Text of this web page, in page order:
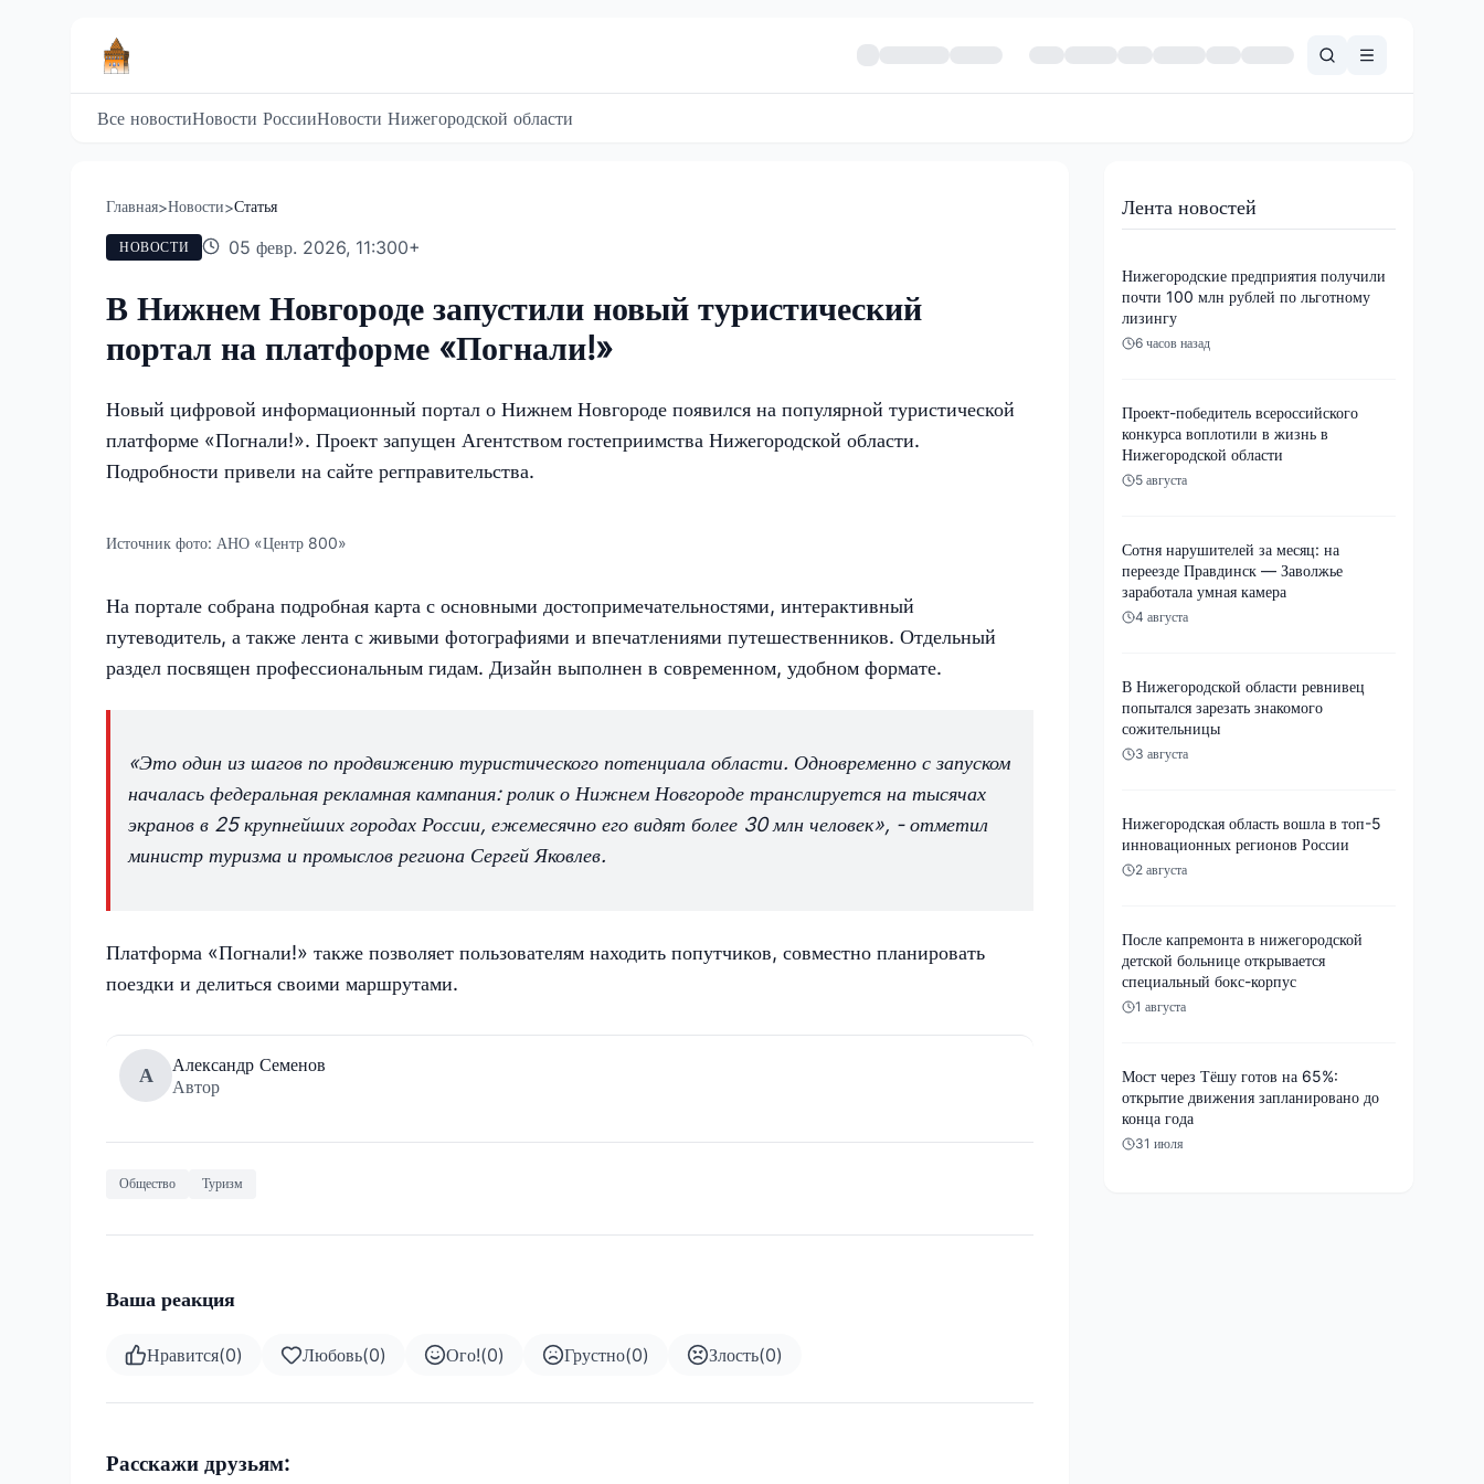
Все новостиНовости РоссииНовости Нижегородской области
Главная>Новости>Статья
НОВОСТИ 05 февр. 2026, 11:300+
В Нижнем Новгороде запустили новый туристический
портал на платформе «Погнали!»
Новый цифровой информационный портал о Нижнем Новгороде появился на популярной туристической
платформе «Погнали!». Проект запущен Агентством гостеприимства Нижегородской области.
Подробности привели на сайте регправительства.
Источник фото: АНО «Центр 800»
На портале собрана подробная карта с основными достопримечательностями, интерактивный
путеводитель, а также лента с живыми фотографиями и впечатлениями путешественников. Отдельный
раздел посвящен профессиональным гидам. Дизайн выполнен в современном, удобном формате.
«Это один из шагов по продвижению туристического потенциала области. Одновременно с запуском
началась федеральная рекламная кампания: ролик о Нижнем Новгороде транслируется на тысячах
экранов в 25 крупнейших городах России, ежемесячно его видят более 30 млн человек», - отметил
министр туризма и промыслов региона Сергей Яковлев.
Платформа «Погнали!» также позволяет пользователям находить попутчиков, совместно планировать
поездки и делиться своими маршрутами.
А
Александр Семенов
Автор
Общество Туризм
Ваша реакция
Нравится(0) Любовь(0) Ого!(0) Грустно(0) Злость(0)
Расскажи друзьям:
Лента новостей
Нижегородские предприятия получили
почти 100 млн рублей по льготному
лизингу
6 часов назад
Проект-победитель всероссийского
конкурса воплотили в жизнь в
Нижегородской области
5 августа
Сотня нарушителей за месяц: на
переезде Правдинск — Заволжье
заработала умная камера
4 августа
В Нижегородской области ревнивец
попытался зарезать знакомого
сожительницы
3 августа
Нижегородская область вошла в топ-5
инновационных регионов России
2 августа
После капремонта в нижегородской
детской больнице открывается
специальный бокс-корпус
1 августа
Мост через Тёшу готов на 65%:
открытие движения запланировано до
конца года
31 июля